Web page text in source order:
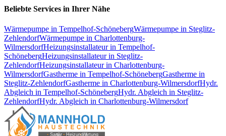
Beliebte Services in Ihrer Nähe
Wärmepumpe in Tempelhof-SchönebergWärmepumpe in Steglitz-
ZehlendorfWärmepumpe in Charlottenburg-
WilmersdorfHeizungsinstallateurin Tempelhof-
SchönebergHeizungsinstallateurin Steglitz-
ZehlendorfHeizungsinstallateurin Charlottenburg-
WilmersdorfGastherme in Tempelhof-SchönebergGastherme in
Steglitz-ZehlendorfGastherme in Charlottenburg-WilmersdorfHydr.
Abgleich in Tempelhof-SchönebergHydr. Abgleich in Steglitz-
ZehlendorfHydr. Abgleich in Charlottenburg-Wilmersdorf